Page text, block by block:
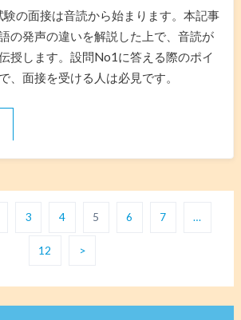
の面接は音読から始まります。本記事
の発声の違いを解説した上で、音読が
授します。設問No1に答える際のポイ
、面接を受ける人は必見です。
3 4 5 6 7 …
12 >